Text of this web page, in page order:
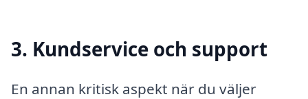
3. Kundservice och support
En annan kritisk aspekt när du väljer